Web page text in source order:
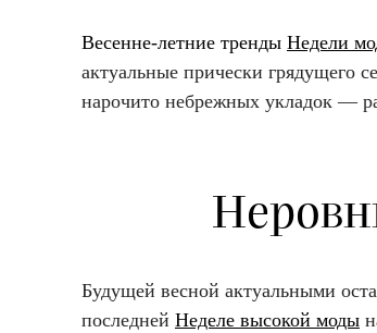
Весенне-летние тренды Недели
актуальные прически грядущего
нарочито небрежных укладок —
Будущей весной актуальными
последней Неделе высокой моды